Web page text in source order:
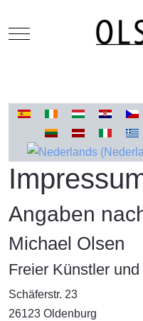
Mobile Menu Toggle
Select your language
Angaben
Michael Olsen
Freier Künstler
Schäferstr. 23
26123 Oldenburg